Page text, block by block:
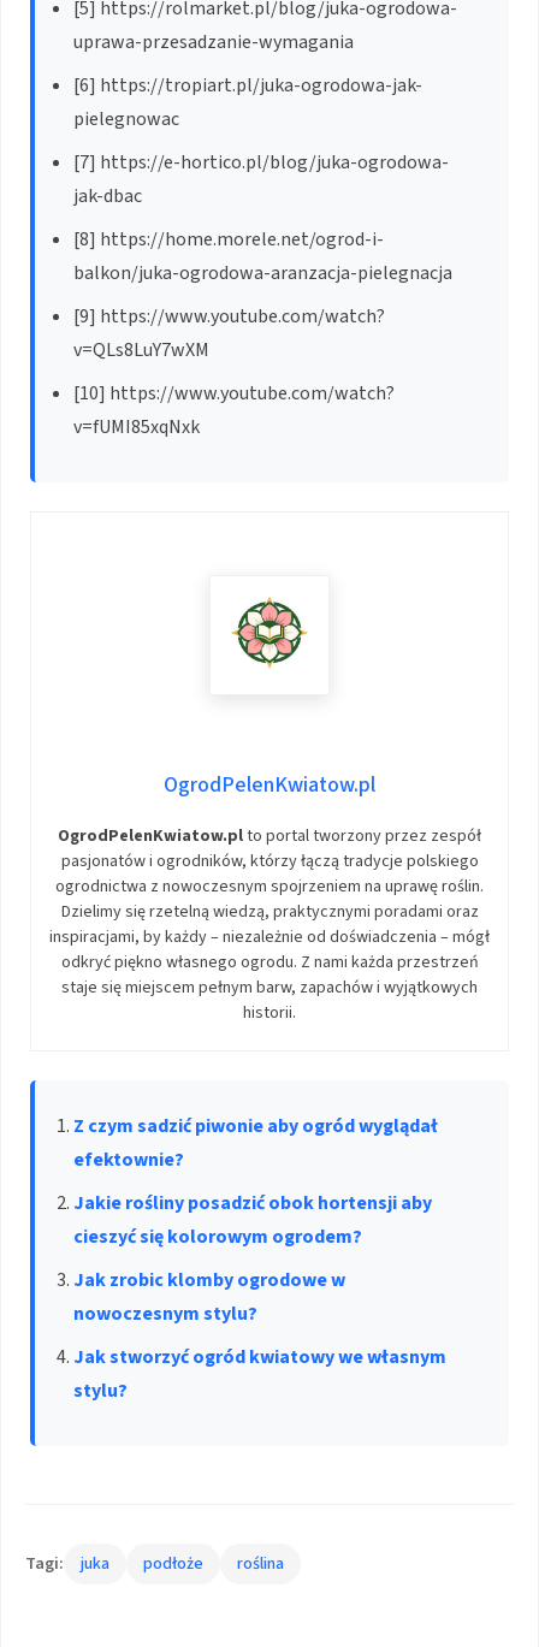
[5] https://rolmarket.pl/blog/juka-ogrodowa-
uprawa-przesadzanie-wymagania
[6] https://tropiart.pl/juka-ogrodowa-jak-
pielegnowac
[7] https://e-hortico.pl/blog/juka-ogrodowa-
jak-dbac
[8] https://home.morele.net/ogrod-i-
balkon/juka-ogrodowa-aranzacja-pielegnacja
[9] https://www.youtube.com/watch?
v=QLs8LuY7wXM
[10] https://www.youtube.com/watch?
v=fUMI85xqNxk
OgrodPelenKwiatow.pl
OgrodPelenKwiatow.plto portal tworzony przez zespół
pasjonatów i ogrodników, którzy łączą tradycje polskiego
ogrodnictwa z nowoczesnym spojrzeniem na uprawę roślin.
Dzielimy się rzetelną wiedzą, praktycznymi poradami oraz
inspiracjami, by każdy – niezależnie od doświadczenia – mógł
odkryć piękno własnego ogrodu. Z nami każda przestrzeń
staje się miejscem pełnym barw, zapachów i wyjątkowych
historii.
Z czym sadzić piwonie aby ogród wyglądał
efektownie?
Jakie rośliny posadzić obok hortensji aby
cieszyć się kolorowym ogrodem?
Jak zrobic klomby ogrodowe w
nowoczesnym stylu?
Jak stworzyć ogród kwiatowy we własnym
stylu?
Tagi: juka podłoże roślina